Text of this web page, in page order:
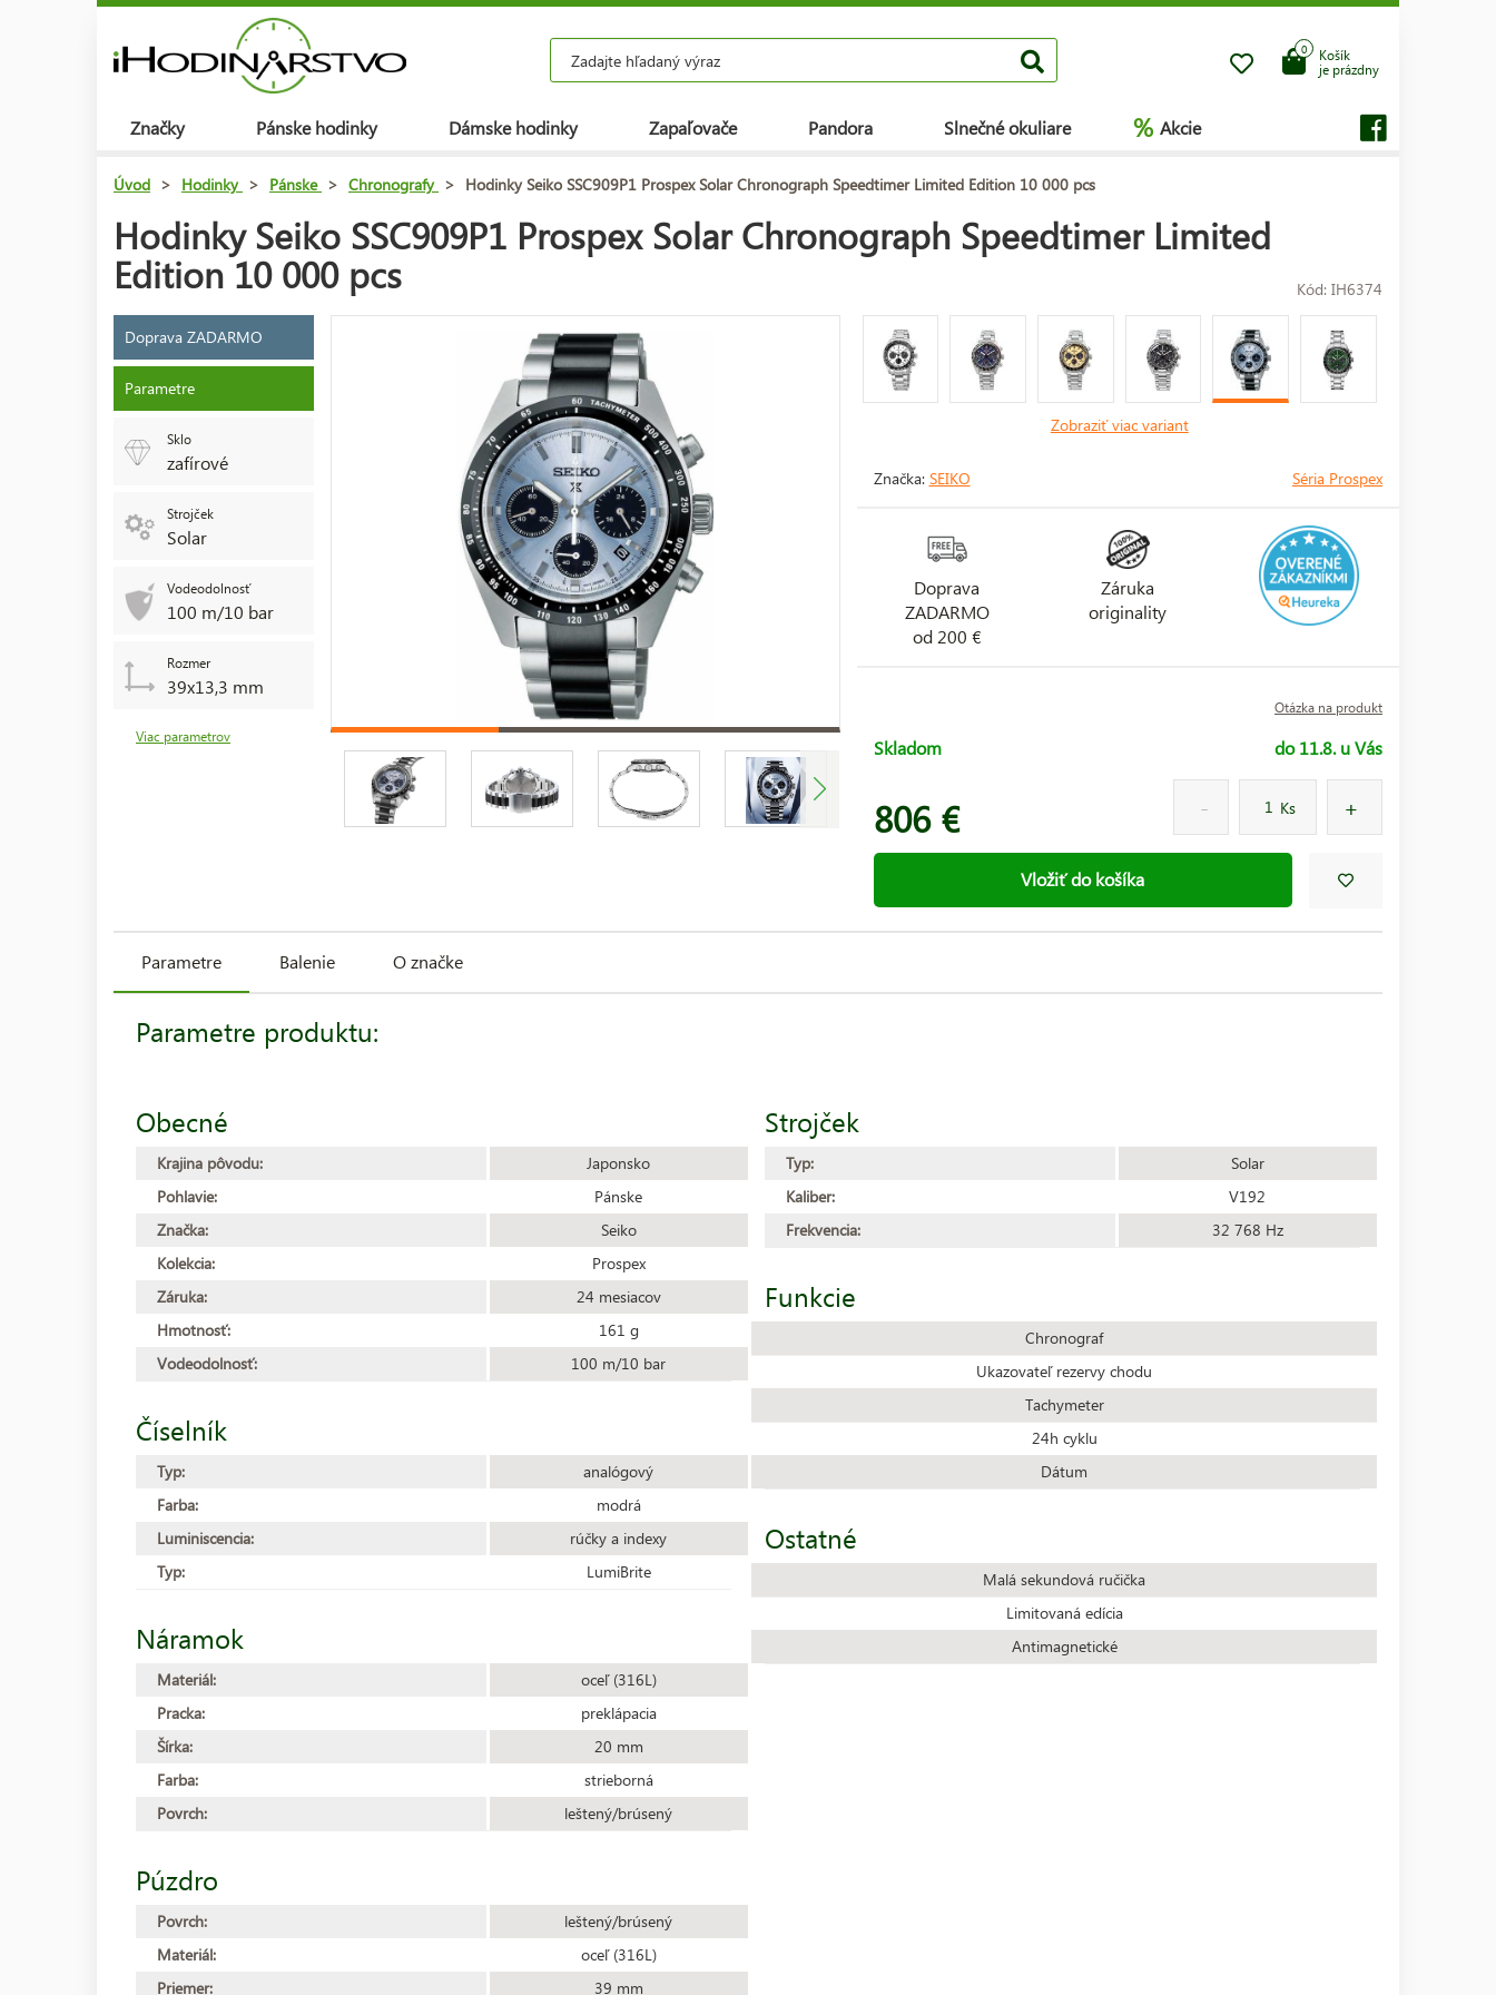
Košík
je prázdny
0
Značky Pánske hodinky Dámske hodinky Zapaľovače Pandora Slnečné okuliare % Akcie
Úvod > Hodinky > Pánske > Chronografy > Hodinky Seiko SSC909P1 Prospex Solar Chronograph Speedtimer Limited Edition 10 000 pcs
Hodinky Seiko SSC909P1 Prospex Solar Chronograph Speedtimer Limited
Edition 10 000 pcs Kód: IH6374
Doprava ZADARMO
Parametre
Sklo
zafírové
Strojček
Solar
Vodeodolnosť
100 m/10 bar
Rozmer
39x13,3 mm
Viac parametrov
Zobraziť viac variant
Značka: SEIKO Séria Prospex
Doprava
ZADARMO
od 200 €
Záruka
originality
Otázka na produkt
Skladom do 11.8. u Vás
806 € Ks
Vložiť do košíka
Parametre Balenie O značke
Parametre produktu:
Obecné
Krajina pôvodu:
Japonsko
Pohlavie:
Pánske
Značka:
Seiko
Kolekcia:
Prospex
Záruka:
24 mesiacov
Hmotnosť:
161 g
Vodeodolnosť:
100 m/10 bar
Číselník
Typ:
analógový
Farba:
modrá
Luminiscencia:
rúčky a indexy
Typ:
LumiBrite
Náramok
Materiál:
oceľ (316L)
Pracka:
preklápacia
Šírka:
20 mm
Farba:
strieborná
Povrch:
leštený/brúsený
Púzdro
Povrch:
leštený/brúsený
Materiál:
oceľ (316L)
Priemer:
39 mm
Strojček
Typ:
Solar
Kaliber:
V192
Frekvencia:
32 768 Hz
Funkcie
Chronograf
Ukazovateľ rezervy chodu
Tachymeter
24h cyklu
Dátum
Ostatné
Malá sekundová ručička
Limitovaná edícia
Antimagnetické